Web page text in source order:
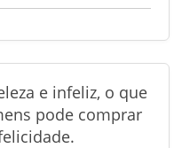
e infeliz, o que
pode comprar